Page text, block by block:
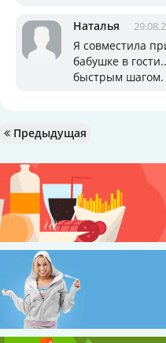
Наталья
Я совместила
бабушке в
быстрым шагом.
Предыдущая